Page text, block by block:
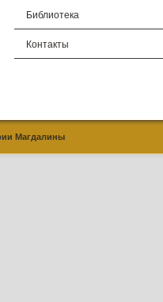
Библиотека
Контакты
Магдалины